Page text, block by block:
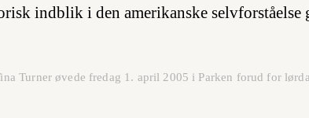
indblik i den amerikanske selvforståelse
Turner øvede fredag 1. april 2005 i Parken forud for